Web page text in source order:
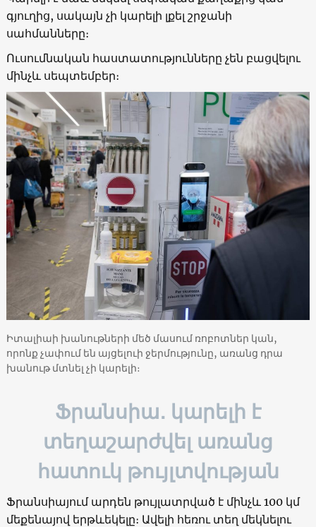
գյուղից, սակայն չի կարելի լքել շրջանի
սահմանները։
Ուսումնական հաստատությունները չեն բացվելու
մինչև սեպտեմբեր։
Իտալիաի խանութների մեծ մասում ռոբոտներ կան,
որոնք չափում են այցելուի ջերմությունը, առանց դրա
խանութ մտնել չի կարելի։
Ֆրանսիա․ կարելի է
տեղաշարժվել առանց
հատուկ թույլտվության
Ֆրանսիայում արդեն թույլատրված է մինչև 100 կմ
մեքենայով երթևեկելը։ Ավելի հեռու տեղ մեկնելու